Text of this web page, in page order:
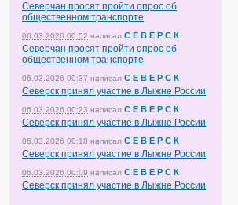
Северчан просят пройти опрос об
общественном транспорте
06.03.2026 00:52 написал С Е В Е Р С К
Северчан просят пройти опрос об
общественном транспорте
06.03.2026 00:37 написал С Е В Е Р С К
Северск принял участие в Лыжне России
06.03.2026 00:23 написал С Е В Е Р С К
Северск принял участие в Лыжне России
06.03.2026 00:18 написал С Е В Е Р С К
Северск принял участие в Лыжне России
06.03.2026 00:09 написал С Е В Е Р С К
Северск принял участие в Лыжне России